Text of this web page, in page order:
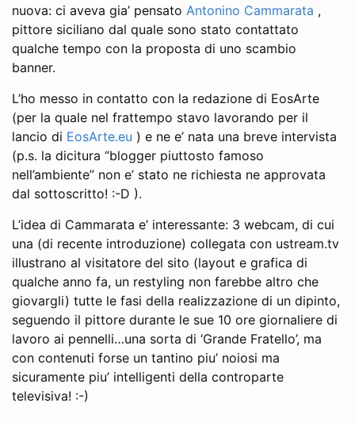
nuova: ci aveva gia’ pensato Antonino Cammarata ,
pittore siciliano dal quale sono stato contattato
qualche tempo con la proposta di uno scambio
banner.
L’ho messo in contatto con la redazione di EosArte
(per la quale nel frattempo stavo lavorando per il
lancio di EosArte.eu ) e ne e’ nata una breve intervista
(p.s. la dicitura “blogger piuttosto famoso
nell’ambiente” non e’ stato ne richiesta ne approvata
dal sottoscritto! :-D ).
L’idea di Cammarata e’ interessante: 3 webcam, di cui
una (di recente introduzione) collegata con ustream.tv
illustrano al visitatore del sito (layout e grafica di
qualche anno fa, un restyling non farebbe altro che
giovargli) tutte le fasi della realizzazione di un dipinto,
seguendo il pittore durante le sue 10 ore giornaliere di
lavoro ai pennelli…una sorta di ‘Grande Fratello’, ma
con contenuti forse un tantino piu’ noiosi ma
sicuramente piu’ intelligenti della controparte
televisiva! :-)